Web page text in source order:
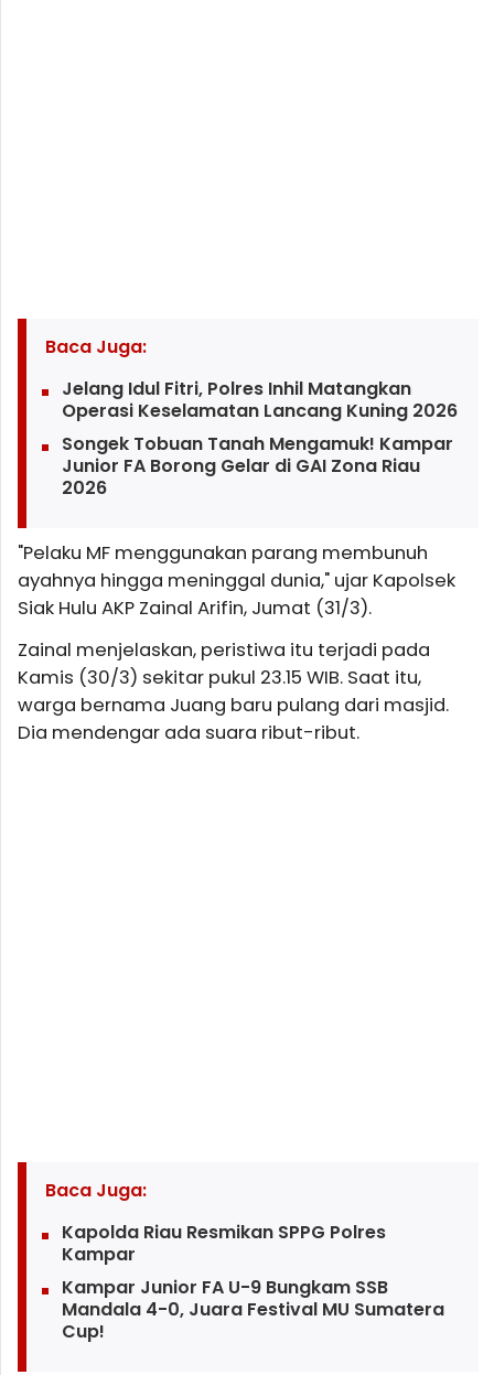
Baca Juga:
Jelang Idul Fitri, Polres Inhil Matangkan
Operasi Keselamatan Lancang Kuning 2026
Songek Tobuan Tanah Mengamuk! Kampar
Junior FA Borong Gelar di GAI Zona Riau
2026
"Pelaku MF menggunakan parang membunuh
ayahnya hingga meninggal dunia," ujar Kapolsek
Siak Hulu AKP Zainal Arifin, Jumat (31/3).
Zainal menjelaskan, peristiwa itu terjadi pada
Kamis (30/3) sekitar pukul 23.15 WIB. Saat itu,
warga bernama Juang baru pulang dari masjid.
Dia mendengar ada suara ribut-ribut.
Baca Juga:
Kapolda Riau Resmikan SPPG Polres
Kampar
Kampar Junior FA U-9 Bungkam SSB
Mandala 4-0, Juara Festival MU Sumatera
Cup!